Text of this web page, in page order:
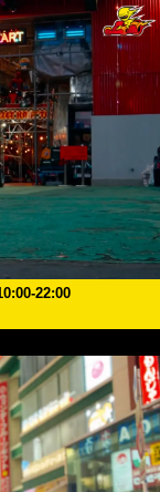
22:00
Precios
Preguntas Frecuentes